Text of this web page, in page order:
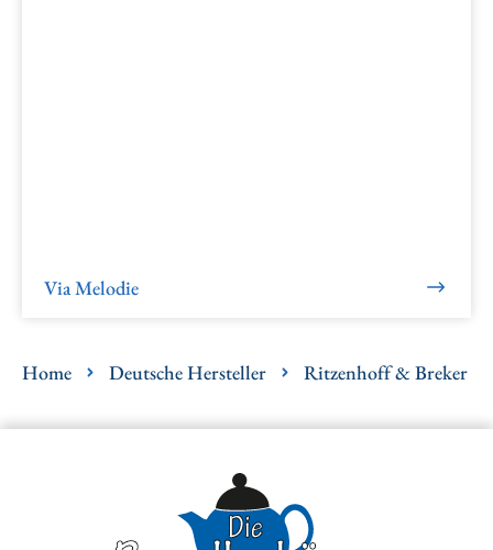
Via Melodie
Home Deutsche Hersteller Ritzenhoff & Breker